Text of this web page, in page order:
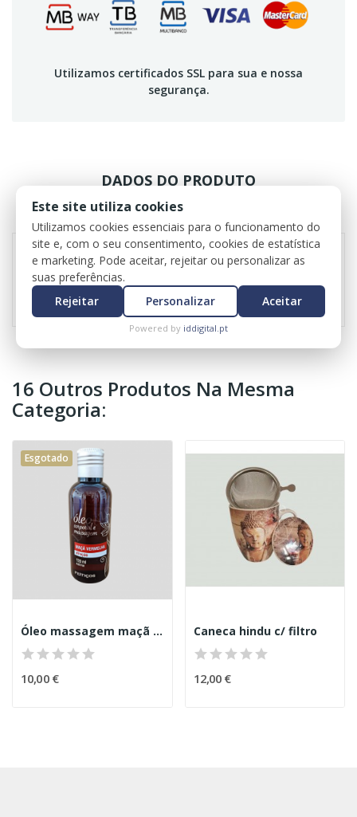
Utilizamos certificados SSL para sua e nossa
segurança.
DADOS DO PRODUTO
REVIEWS
Referência 0351
16 Outros Produtos Na Mesma
Categoria:
Esgotado
Óleo massagem maçã vermelha
10,00 €
Caneca hindu c/ filtro
12,00 €
Este site utiliza cookies
Utilizamos cookies essenciais para o funcionamento do
site e, com o seu consentimento, cookies de estatística
e marketing. Pode aceitar, rejeitar ou personalizar as
suas preferências.
Rejeitar
Personalizar Aceitar
Powered by iddigital.pt